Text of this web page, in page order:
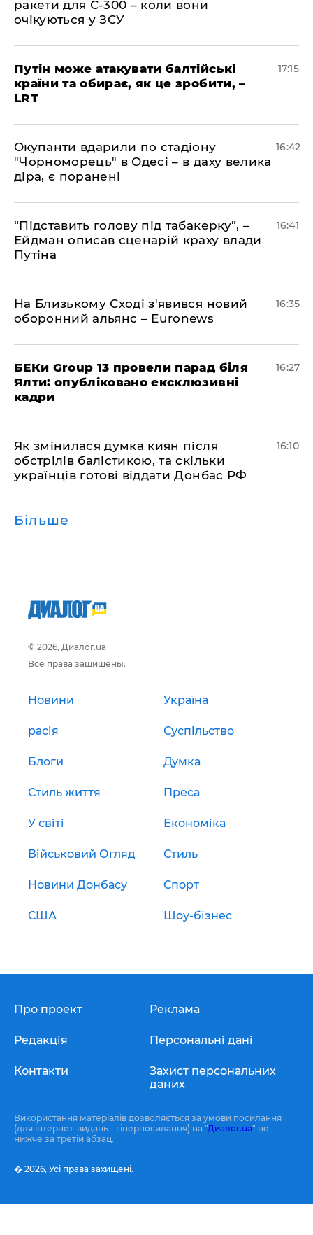
ракети для С-300 – коли вони
очікуються у ЗСУ
​Путін може атакувати балтійські
країни та обирає, як це зробити, –
LRT
17:15
​Окупанти вдарили по стадіону
"Чорноморець" в Одесі – в даху велика
діра, є поранені
16:42
​“Підставить голову під табакерку”, –
Ейдман описав сценарій краху влади
Путіна
16:41
На Близькому Сході з'явився новий
оборонний альянс – Euronews
16:35
БЕКи Group 13 провели парад біля
Ялти: опубліковано ексклюзивні
кадри
16:27
Як змінилася думка киян після
обстрілів балістикою, та скільки
українців готові віддати Донбас РФ
16:10
Більше
© 2026, Диалог.ua
Все права защищены.
Новини Україна
расія Суспільство
Блоги Думка
Стиль життя Преса
У світі Економіка
Військовий Огляд Стиль
Новини Донбасу Спорт
США Шоу-бізнес
Про проект
Редакція
Контакти
Реклама
Персональні дані
Захист персональних
даних
Використання матеріалів дозволяється за умови посилання
(для інтернет-видань - гіперпосилання) на "Диалог.ua" не
нижче за третій абзац.
� 2026, Усі права захищені.